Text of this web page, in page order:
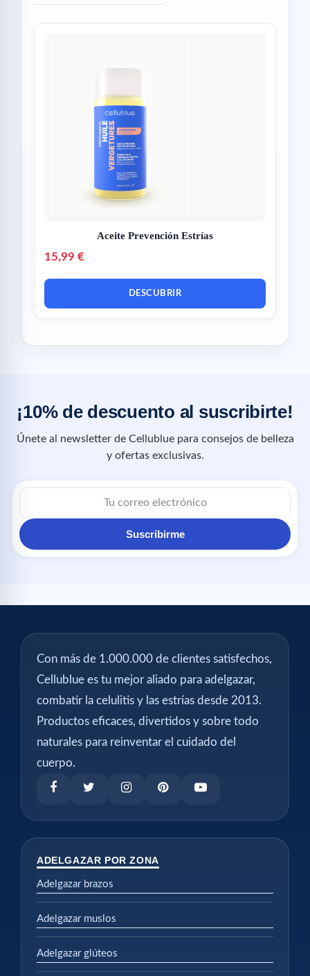
Aceite Prevención Estrías
15,99 €
DESCUBRIR
¡10% de descuento al suscribirte!
Únete al newsletter de Cellublue para consejos de belleza
y ofertas exclusivas.
Suscribirme
Con más de 1.000.000 de clientes satisfechos,
Cellublue es tu mejor aliado para adelgazar,
combatir la celulitis y las estrías desde 2013.
Productos eficaces, divertidos y sobre todo
naturales para reinventar el cuidado del
cuerpo.
ADELGAZAR POR ZONA
Adelgazar brazos
Adelgazar muslos
Adelgazar glúteos